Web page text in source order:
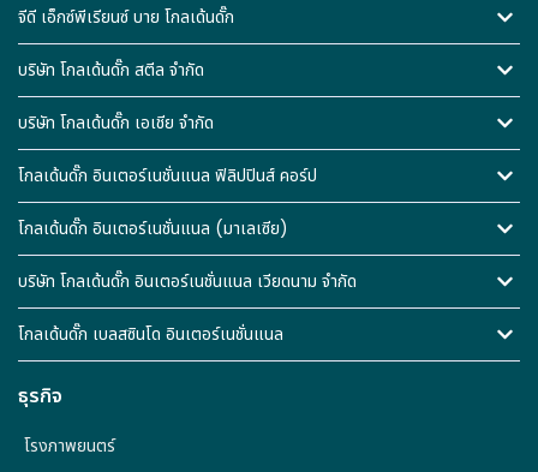
จีดี เอ็กซ์พีเรียนซ์ บาย โกลเด้นดั๊ก
บริษัท โกลเด้นดั๊ก สตีล จำกัด
บริษัท โกลเด้นดั๊ก เอเชีย จำกัด
โกลเด้นดั๊ก อินเตอร์เนชั่นแนล ฟิลิปปินส์ คอร์ป
โกลเด้นดั๊ก อินเตอร์เนชั่นแนล (มาเลเซีย)
บริษัท โกลเด้นดั๊ก อินเตอร์เนชั่นแนล เวียดนาม จำกัด
โกลเด้นดั๊ก เบลสซินโด อินเตอร์เนชั่นแนล
ธุรกิจ
โรงภาพยนตร์